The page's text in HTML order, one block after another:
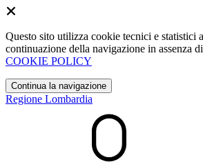
Questo sito utilizza cookie tecnici e statistici
continuazione della navigazione in assenza
COOKIE POLICY
Continua la navigazione
Regione Lombardia